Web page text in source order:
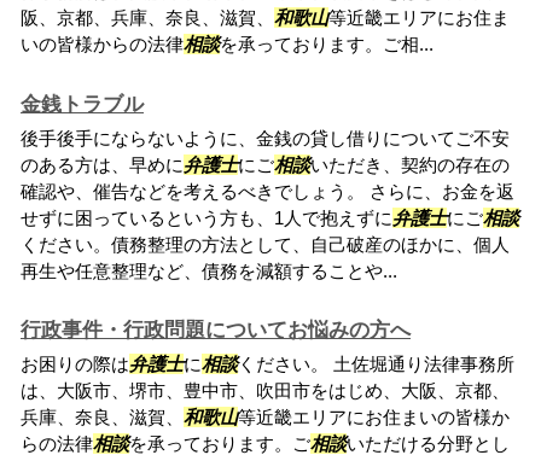
阪、京都、兵庫、奈良、滋賀、 和歌山等近畿エリアにお住ま
いの皆様からの法律相談を承っております。ご相...
金銭トラブル
後手後手にならないように、金銭の貸し借りについてご不安
のある方は、早めに弁護士にご相談いただき、契約の存在の
確認や、催告などを考えるべきでしょう。 さらに、お金を返
せずに困っているという方も、1人で抱えずに弁護士にご相談
ください。債務整理の方法として、自己破産のほかに、個人
再生や任意整理など、債務を減額することや...
行政事件・行政問題についてお悩みの方へ
お困りの際は弁護士に相談ください。 土佐堀通り法律事務所
は、大阪市、堺市、豊中市、吹田市をはじめ、大阪、京都、
兵庫、奈良、滋賀、 和歌山等近畿エリアにお住まいの皆様か
らの法律相談を承っております。ご相談いただける分野とし